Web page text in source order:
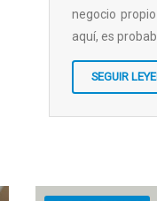
negocio
aquí, es
SEGUIR